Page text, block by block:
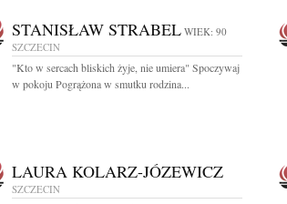
STANISŁAW STRABEL WIEK: 90
SZCZECIN
"Kto w sercach bliskich żyje, nie umiera" Spoczywaj
w pokoju Pogrążona w smutku rodzina...
LAURA KOLARZ-JÓZEWICZ
SZCZECIN